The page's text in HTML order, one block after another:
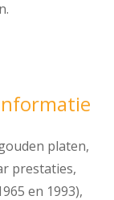
platen,
prestaties,
en 1993),